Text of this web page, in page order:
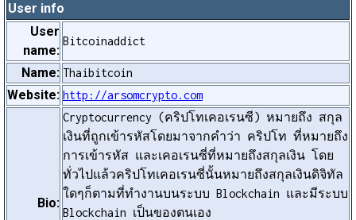
User info
User
name:
Bitcoinaddict
Name: Thaibitcoin
Website: http://arsomcrypto.com
Bio:
Cryptocurrency (คริปโทเคอเรนซี) หมายถึง สกุล
เงินที่ถูกเข้ารหัสโดยมาจากคำว่า คริปโท ที่หมายถึง
การเข้ารหัส และเคอเรนซี่ที่หมายถึงสกุลเงิน โดย
ทั่วไปแล้วคริปโทเคอเรนซี่นั้นหมายถึงสกุลเงินดิจิทัล
ใดๆก็ตามที่ทำงานบนระบบ Blockchain และมีระบบ
Blockchain เป็นของตนเอง